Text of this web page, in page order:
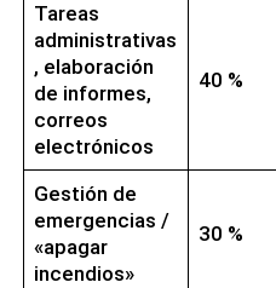
Tareas
administrativas
, elaboración
de informes,
correos
electrónicos
40 %
Gestión de
emergencias /
«apagar
incendios»
30 %